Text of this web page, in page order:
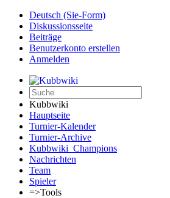
Deutsch (Sie-Form)‎
Diskussionsseite
Beiträge
Benutzerkonto erstellen
Anmelden
Kubbwiki
Hauptseite
Turnier-Kalender
Turnier-Archive
Kubbwiki_Champions
Nachrichten
Team
Spieler
=>Tools